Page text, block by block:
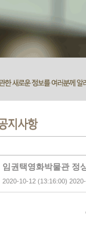
임권택영화박물관 정
2020-10-12 (13:16:00)